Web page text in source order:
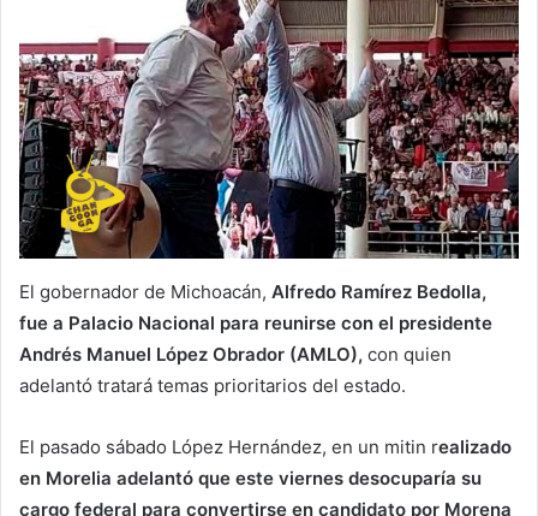
El gobernador de Michoacán, Alfredo Ramírez Bedolla,
fue a Palacio Nacional para reunirse con el presidente
Andrés Manuel López Obrador (AMLO), con quien
adelantó tratará temas prioritarios del estado.
El pasado sábado López Hernández, en un mitin realizado
en Morelia adelantó que este viernes desocuparía su
cargo federal para convertirse en candidato por Morena